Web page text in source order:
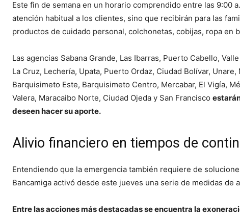
Este fin de semana en un horario comprendido entre las 9:00
atención habitual a los clientes, sino que recibirán para las
productos de cuidado personal, colchonetas, cobijas, ropa en
Las agencias Sabana Grande, Las Ibarras, Puerto Cabello,
La Cruz, Lechería, Upata, Puerto Ordaz, Ciudad Bolívar,
Barquisimeto Este, Barquisimeto Centro, Mercabar, El Vigía,
Valera, Maracaibo Norte, Ciudad Ojeda y San Francisco
deseen hacer su aporte.
Alivio financiero en tiempos de
Entendiendo que la emergencia también requiere de
Bancamiga activó desde este jueves una serie de medidas de
Entre las acciones más destacadas se encuentra la